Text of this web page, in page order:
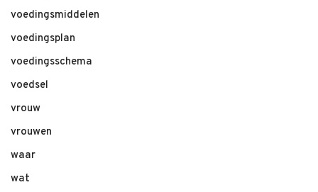
voedingsmiddelen
voedingsplan
voedingsschema
voedsel
vrouw
vrouwen
waar
wat